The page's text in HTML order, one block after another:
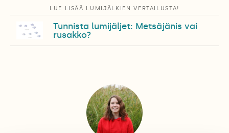
LUE LISÄÄ LUMIJÄLKIEN VERTAILUSTA!
Tunnista lumijäljet: Metsäjänis vai
rusakko?